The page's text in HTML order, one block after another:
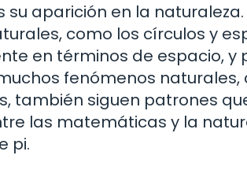
aparición en la naturaleza.
como los círculos y
en términos de espacio, y
fenómenos naturales,
también siguen patrones
las matemáticas y la
pi.